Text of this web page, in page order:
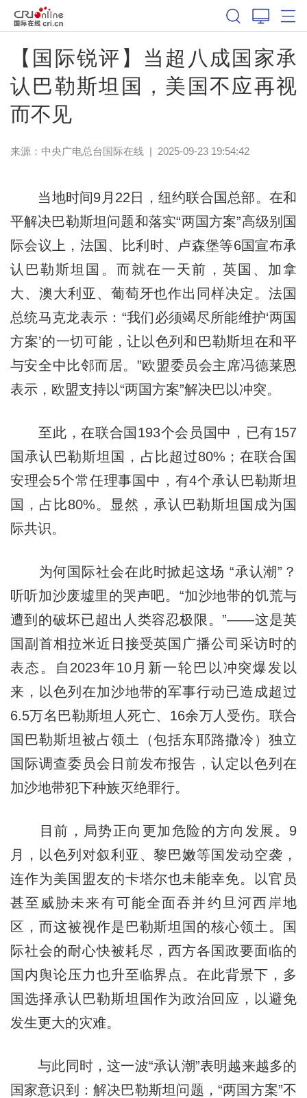
【国际锐评】当超八成国家承
认巴勒斯坦国，美国不应再视
而不见
来源：中央广电总台国际在线| 2025-09-23 19:54:42
当地时间9月22日，纽约联合国总部。在和
平解决巴勒斯坦问题和落实“两国方案”高级别国
际会议上，法国、比利时、卢森堡等6国宣布承
认巴勒斯坦国。而就在一天前，英国、加拿
大、澳大利亚、葡萄牙也作出同样决定。法国
总统马克龙表示：“我们必须竭尽所能维护‘两国
方案’的一切可能，让以色列和巴勒斯坦在和平
与安全中比邻而居。”欧盟委员会主席冯德莱恩
表示，欧盟支持以“两国方案”解决巴以冲突。
至此，在联合国193个会员国中，已有157
国承认巴勒斯坦国，占比超过80%；在联合国
安理会5个常任理事国中，有4个承认巴勒斯坦
国，占比80%。显然，承认巴勒斯坦国成为国
际共识。
为何国际社会在此时掀起这场 “承认潮”？
听听加沙废墟里的哭声吧。“加沙地带的饥荒与
遭到的破坏已超出人类容忍极限。”——这是英
国副首相拉米近日接受英国广播公司采访时的
表态。自2023年10月新一轮巴以冲突爆发以
来，以色列在加沙地带的军事行动已造成超过
6.5万名巴勒斯坦人死亡、16余万人受伤。联合
国巴勒斯坦被占领土（包括东耶路撒冷）独立
国际调查委员会日前发布报告，认定以色列在
加沙地带犯下种族灭绝罪行。
目前，局势正向更加危险的方向发展。9
月，以色列对叙利亚、黎巴嫩等国发动空袭，
连作为美国盟友的卡塔尔也未能幸免。以官员
甚至威胁未来有可能全面吞并约旦河西岸地
区，而这被视作是巴勒斯坦国的核心领土。国
际社会的耐心快被耗尽，西方各国政要面临的
国内舆论压力也升至临界点。在此背景下，多
国选择承认巴勒斯坦国作为政治回应，以避免
发生更大的灾难。
与此同时，这一波“承认潮”表明越来越多的
国家意识到：解决巴勒斯坦问题，“两国方案”不